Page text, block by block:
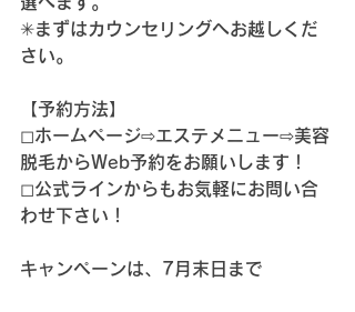
✳︎まずはカウンセリングへお越しくだ
さい。
【予約方法】
◻︎ホームページ⇨エステメニュー⇨美容
脱毛からWeb予約をお願いします！
◻︎公式ラインからもお気軽にお問い合
わせ下さい！
キャンペーンは、7月末日まで